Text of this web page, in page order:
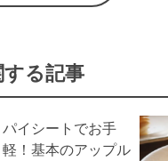
る記事
パイシートでお手
軽！基本のアップル